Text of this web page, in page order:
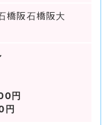
橋阪石橋阪大
円
円